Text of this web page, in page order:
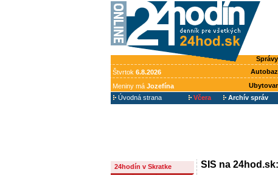
Správy
Štvrtok 6.8.2026
Meniny má Jozefína
Úvodná strana
Včera Archív správ
24hodín v Skratke
SIS na 24hod.sk: